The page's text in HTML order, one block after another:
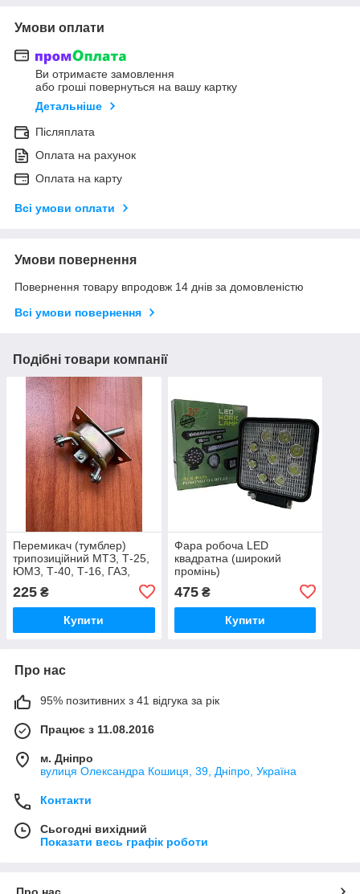
Умови оплати
Ви отримаєте замовлення
або гроші повернуться на вашу картку
Детальніше
Післяплата
Оплата на рахунок
Оплата на карту
Всі умови оплати
Умови повернення
Повернення товару впродовж 14 днів за домовленістю
Всі умови повернення
Подібні товари компанії
Перемикач (тумблер)
трипозиційний МТЗ, Т-25,
ЮМЗ, Т-40, Т-16, ГАЗ,
Клавіша світла та приладів
на 3 положення, 51
225 ₴
Купити
Фара робоча LED
квадратна (широкий
промінь)
475₴
Купити
Про нас
95% позитивних з 41 відгука за рік
Працює з 11.08.2016
м. Дніпро
вулиця Олександра Кошиця, 39, Дніпро, Україна
Контакти
Сьогодні вихідний
Показати весь графік роботи